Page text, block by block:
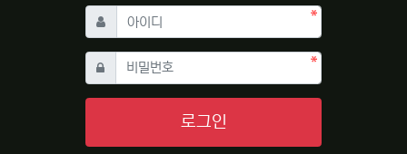
아이디 필수
비밀번호필수
로그인